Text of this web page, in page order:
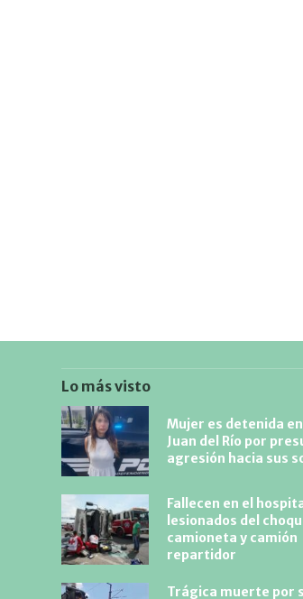
Lo más visto
Mujer es detenida en
Juan del Río por
agresión hacia sus
Fallecen en el
lesionados del
camioneta y camión
repartidor
Trágica muerte por